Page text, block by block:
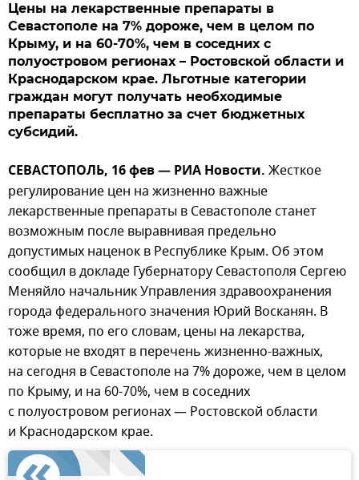
Цены на лекарственные препараты в
Севастополе на 7% дороже, чем в целом по
Крыму, и на 60-70%, чем в соседних с
полуостровом регионах – Ростовской области и
Краснодарском крае. Льготные категории
граждан могут получать необходимые
препараты бесплатно за счет бюджетных
субсидий.
СЕВАСТОПОЛЬ, 16 фев — РИА Новости. Жесткое
регулирование цен на жизненно важные
лекарственные препараты в Севастополе станет
возможным после выравнивая предельно
допустимых наценок в Республике Крым. Об этом
сообщил в докладе Губернатору Севастополя Сергею
Меняйло начальник Управления здравоохранения
города федерального значения Юрий Восканян. В
тоже время, по его словам, цены на лекарства,
которые не входят в перечень жизненно-важных,
на сегодня в Севастополе на 7% дороже, чем в целом
по Крыму, и на 60-70%, чем в соседних
с полуостровом регионах — Ростовской области
и Краснодарском крае.